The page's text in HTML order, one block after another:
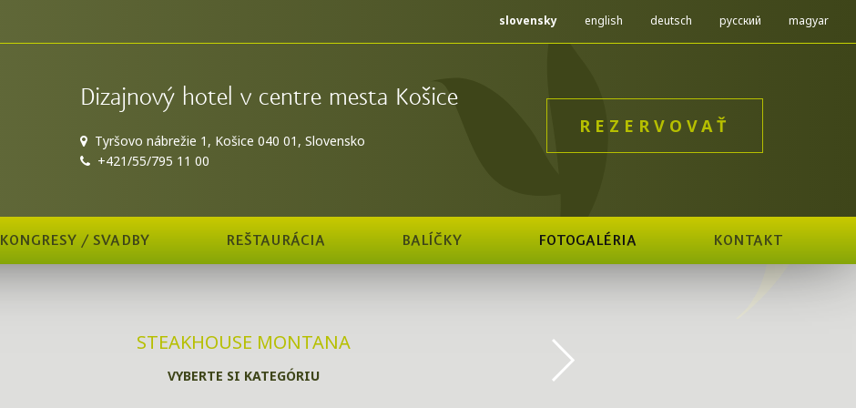
slovensky english deutsch русский magyar
Dizajnový hotel v centre mesta Košice
Tyršovo nábrežie 1, Košice 040 01, Slovensko
+421/55/795 11 00
REZERVOVAŤ
KONGRESY / SVADBY REŠTAURÁCIA BALÍČKY FOTOGALÉRIA KONTAKT
STEAKHOUSE MONTANA
VYBERTE SI KATEGÓRIU